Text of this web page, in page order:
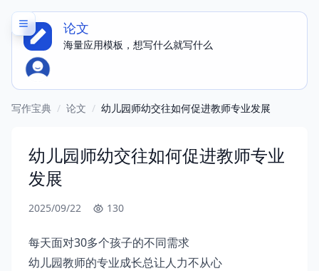
论文
海量应用模板，想写什么就写什么
写作宝典 / 论文 / 幼儿园师幼交往如何促进教师专业发展
幼儿园师幼交往如何促进教师专业
发展
2025/09/22 130
每天面对30多个孩子的不同需求
幼儿园教师的专业成长总让人力不从心